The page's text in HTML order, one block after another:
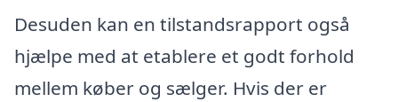
Desuden kan en tilstandsrapport også
hjælpe med at etablere et godt forhold
mellem køber og sælger. Hvis der er